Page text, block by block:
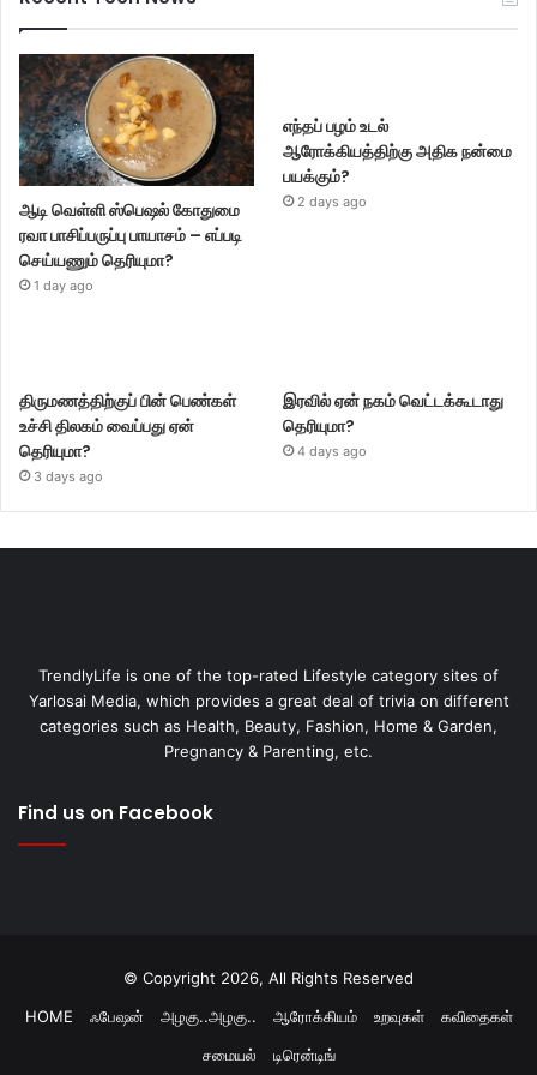
ஆடி வெள்ளி ஸ்பெஷல் கோதுமை
ரவா பாசிப்பருப்பு பாயாசம் – எப்படி
செய்யணும் தெரியுமா?
1 day ago
எந்தப் பழம் உடல்
ஆரோக்கியத்திற்கு அதிக நன்மை
பயக்கும்?
2 days ago
திருமணத்திற்குப் பின் பெண்கள்
உச்சி திலகம் வைப்பது ஏன்
தெரியுமா?
3 days ago
இரவில் ஏன் நகம் வெட்டக்கூடாது
தெரியுமா?
4 days ago
TrendlyLife is one of the top-rated Lifestyle category sites of
Yarlosai Media, which provides a great deal of trivia on different
categories such as Health, Beauty, Fashion, Home & Garden,
Pregnancy & Parenting, etc.
Find us on Facebook
© Copyright 2026, All Rights Reserved
HOME
ஃபேஷன் அழகு..அழகு.. ஆரோக்கியம் உறவுகள்
கவிதைகள்
சமையல்
டிரென்டிங்